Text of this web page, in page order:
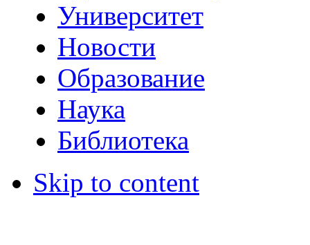
Университет
Новости
Образование
Наука
Библиотека
Skip to content